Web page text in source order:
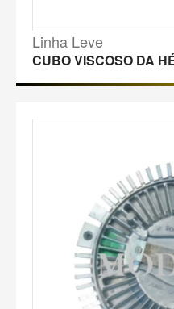
Linha Leve
CUBO VISCOSO DA